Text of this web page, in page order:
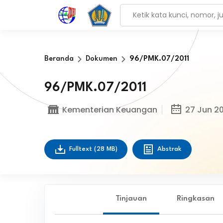
Beranda Dokumen 96/PMK.07/2011
96/PMK.07/2011
Kementerian Keuangan 27 Jun
Fulltext (28 MB) Abstrak
Tinjauan Ringkasan